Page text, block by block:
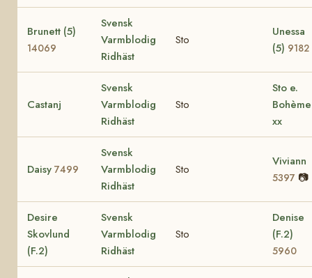
Brunett (5)
14069
Svensk
Varmblodig
Ridhäst
Sto
Unessa
(5) 9182
Castanj
Svensk
Varmblodig
Ridhäst
Sto
Sto e.
Bohème
xx
Daisy 7499
Svensk
Varmblodig
Ridhäst
Sto
Viviann
5397 📷
Desire
Skovlund
(F.2)
Svensk
Varmblodig
Ridhäst
Sto
Denise
(F.2)
5960